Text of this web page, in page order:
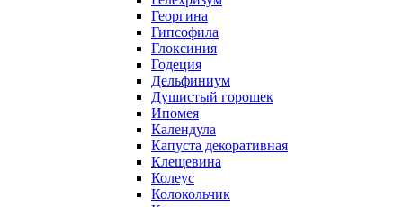
Георгина
Гипсофила
Глоксиния
Годеция
Дельфиниум
Душистый горошек
Ипомея
Календула
Капуста декоративная
Клещевина
Колеус
Колокольчик